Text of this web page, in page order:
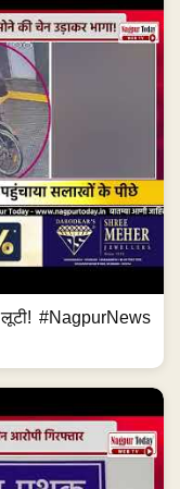
#NagpurNews